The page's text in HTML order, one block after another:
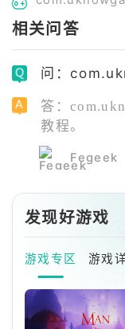
相关问答
问：
答：
教程。
Fegeek
发现好游戏
游戏专区 游戏